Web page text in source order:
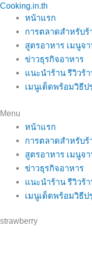
Skip
content
Cooking.in.th
หน้าแรก
การตลาดสำหรับร้
สูตรอาหาร เมนูจ
ข่าวธุรกิจอาหาร
แนะนำร้าน รีวิวร้
เมนูเด็ดพร้อมวิธีป
Menu
หน้าแรก
การตลาดสำหรับร้
สูตรอาหาร เมนูจ
ข่าวธุรกิจอาหาร
แนะนำร้าน รีวิวร้
เมนูเด็ดพร้อมวิธีป
strawberry